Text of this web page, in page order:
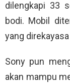
dilengkapi 33
bodi. Mobil
yang
Sony pun
akan mampu